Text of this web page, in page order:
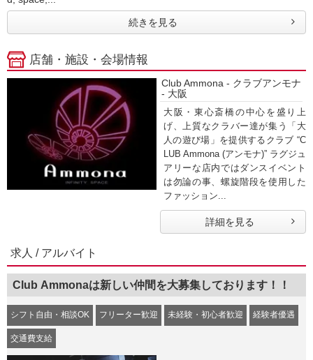
続きを見る
店舗・施設・会場情報
Club Ammona - クラブアンモナ
- 大阪
大阪・東心斎橋の中心を盛り上
げ、上質なクラバー達が集う「大
人の遊び場」を提供するクラブ “C
LUB Ammona (アンモナ)” ラグジュ
アリーな店内ではダンスイベント
は勿論の事、螺旋階段を使用した
ファッション...
詳細を見る
求人 / アルバイト
Club Ammonaは新しい仲間を大募集しております！！
シフト自由・相談OK フリーター歓迎 未経験・初心者歓迎 経験者優遇
交通費支給